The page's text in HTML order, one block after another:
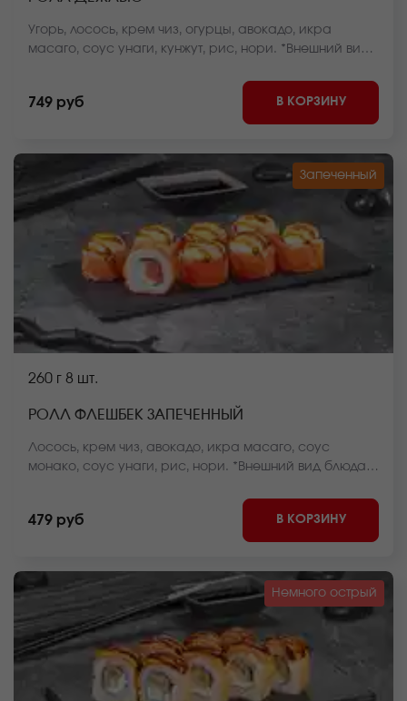
Угорь, лосось, крем чиз, огурцы, авокадо, икра
масаго, соус унаги, кунжут, рис, нори. *Внешний вид
749 руб В КОРЗИНУ
Запеченный
260 г 8 шт.
РОЛЛ ФЛЕШБЕК ЗАПЕЧЕННЫЙ
Лосось, крем чиз, авокадо, икра масаго, соус
монако, соус унаги, рис, нори. *Внешний вид блюда
479 руб В КОРЗИНУ
Немного острый